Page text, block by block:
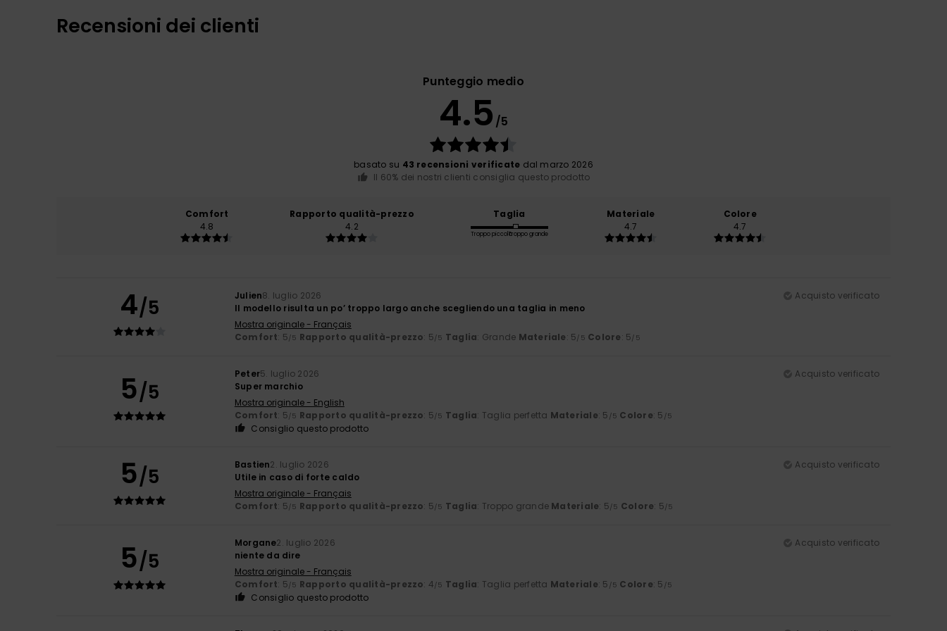
Recensioni dei clienti
Punteggio medio
4.5 /5
basato su 43 recensioni verificate dal marzo 2026
Il 60% dei nostri clienti consiglia questo prodotto
Comfort
4.8
Rapporto qualità-prezzo
4.2
Taglia
Troppo piccoloTroppo grande
Materiale
4.7
Colore
4.7
4/5 Julien8. luglio 2026
Acquisto verificato
Il modello risulta un po’ troppo largo anche scegliendo una taglia in meno
Mostra originale - Français
Comfort: 5/5 Rapporto qualità-prezzo: 5/5 Taglia: Grande Materiale: 5/5 Colore: 5/5
5/5
Peter5. luglio 2026
Acquisto verificato
Super marchio
Mostra originale - English
Comfort: 5/5 Rapporto qualità-prezzo: 5/5 Taglia: Taglia perfetta Materiale: 5 /5 Colore: 5 /5
Consiglio questo prodotto
5/5 Bastien2. luglio 2026
Acquisto verificato
Utile in caso di forte caldo
Mostra originale - Français
Comfort: 5/5 Rapporto qualità-prezzo: 5/5 Taglia: Troppo grande Materiale: 5/5 Colore: 5/5
5/5
Morgane2. luglio 2026
Acquisto verificato
niente da dire
Mostra originale - Français
Comfort: 5/5 Rapporto qualità-prezzo: 4/5 Taglia: Taglia perfetta Materiale: 5 /5 Colore: 5 /5
Consiglio questo prodotto